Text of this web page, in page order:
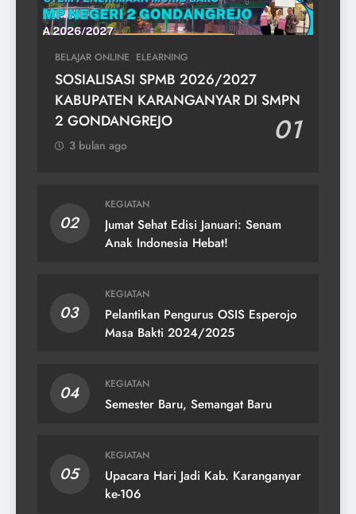
BELAJAR ONLINE ELEARNING
SOSIALISASI SPMB 2026/2027
KABUPATEN KARANGANYAR DI SMPN
2 GONDANGREJO
01
3 bulan ago
02
KEGIATAN
Jumat Sehat Edisi Januari: Senam
Anak Indonesia Hebat!
03
KEGIATAN
Pelantikan Pengurus OSIS Esperojo
Masa Bakti 2024/2025
04 KEGIATAN
Semester Baru, Semangat Baru
05
KEGIATAN
Upacara Hari Jadi Kab. Karanganyar
ke-106